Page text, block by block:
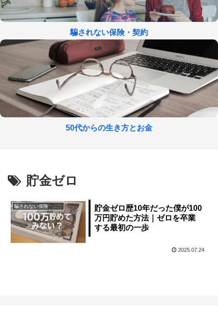
騙されない保険・契約
50代からの生き方とお金
貯金ゼロ
騙されない保険・契約
貯金ゼロ歴10年だった僕が100
万円貯めた方法｜ゼロを卒業
する最初の一歩
2025.07.24